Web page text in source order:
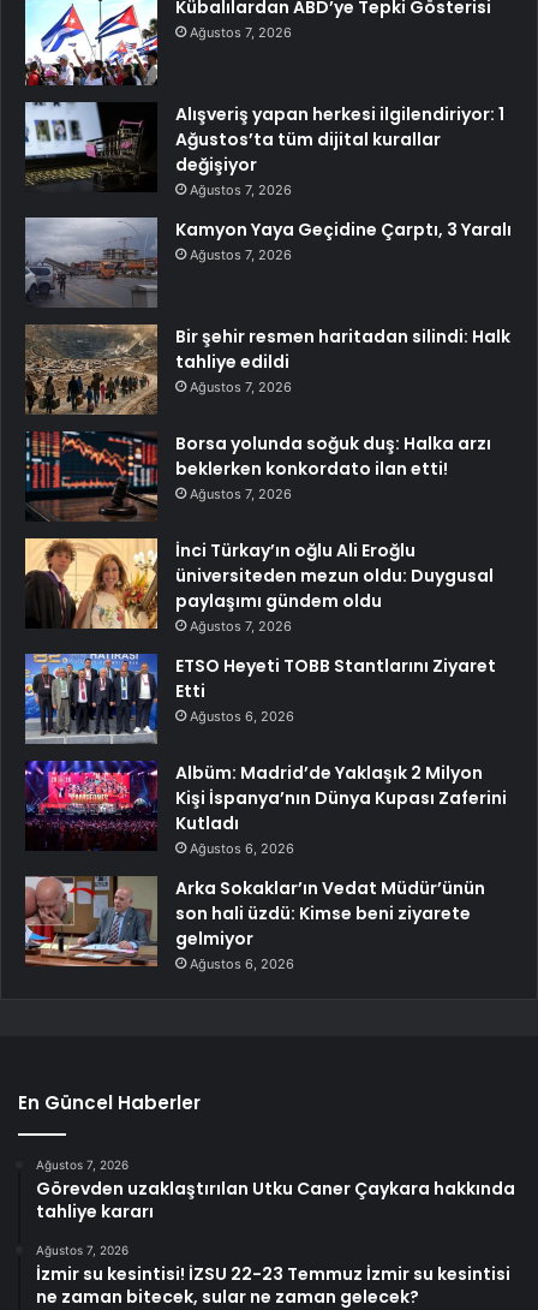
Kübalılardan ABD’ye Tepki Gösterisi
Ağustos 7, 2026
Alışveriş yapan herkesi ilgilendiriyor: 1
Ağustos’ta tüm dijital kurallar
değişiyor
Ağustos 7, 2026
Kamyon Yaya Geçidine Çarptı, 3 Yaralı
Ağustos 7, 2026
Bir şehir resmen haritadan silindi: Halk
tahliye edildi
Ağustos 7, 2026
Borsa yolunda soğuk duş: Halka arzı
beklerken konkordato ilan etti!
Ağustos 7, 2026
İnci Türkay’ın oğlu Ali Eroğlu
üniversiteden mezun oldu: Duygusal
paylaşımı gündem oldu
Ağustos 7, 2026
ETSO Heyeti TOBB Stantlarını Ziyaret
Etti
Ağustos 6, 2026
Albüm: Madrid’de Yaklaşık 2 Milyon
Kişi İspanya’nın Dünya Kupası Zaferini
Kutladı
Ağustos 6, 2026
Arka Sokaklar’ın Vedat Müdür’ünün
son hali üzdü: Kimse beni ziyarete
gelmiyor
Ağustos 6, 2026
En Güncel Haberler
Ağustos 7, 2026
Görevden uzaklaştırılan Utku Caner Çaykara hakkında
tahliye kararı
Ağustos 7, 2026
İzmir su kesintisi! İZSU 22-23 Temmuz İzmir su kesintisi
ne zaman bitecek, sular ne zaman gelecek?